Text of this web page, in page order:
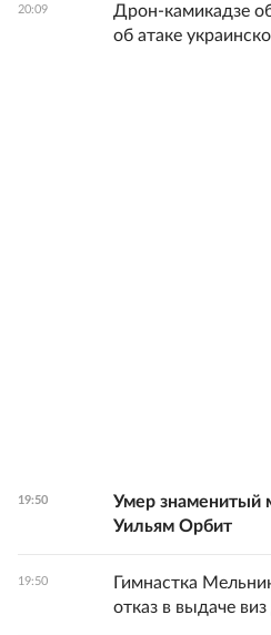
20:09
Дрон-камикадзе
об атаке
19:50
Умер знаменитый
Уильям Орбит
19:50
Гимнастка
отказ в выдаче